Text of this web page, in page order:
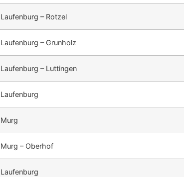
Laufenburg – Rotzel
Laufenburg – Grunholz
Laufenburg – Luttingen
Laufenburg
Murg
Murg – Oberhof
Laufenburg